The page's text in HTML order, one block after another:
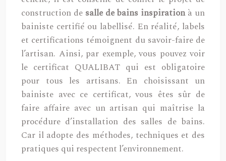
construction de salle de bains inspirationà un
bainiste certifié ou labellisé. En réalité, labels
et certifications témoignent du savoir-faire de
l’artisan. Ainsi, par exemple, vous pouvez voir
le certificat QUALIBAT qui est obligatoire
pour tous les artisans. En choisissant un
bainiste avec ce certificat, vous êtes sûr de
faire affaire avec un artisan qui maîtrise la
procédure d’installation des salles de bains.
Car il adopte des méthodes, techniques et des
pratiques qui respectent l’environnement.